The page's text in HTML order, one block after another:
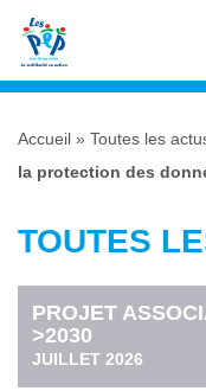
Accueil » Toutes les
la protection des
TOUTES
PROJET
>2030
JUILLET 2026